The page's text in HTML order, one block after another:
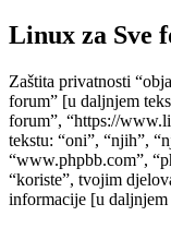
Linux za Sve
Zaštita privatnosti
forum” [u daljnjem
forum”, “https://
tekstu: “oni”, “njih”,
“www.phpbb.com”,
“koriste”, tvojim
informacije [u